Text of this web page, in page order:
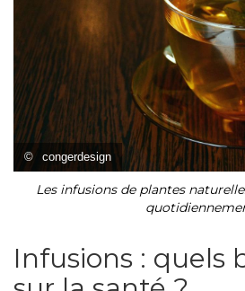
© congerdesign
Les infusions de plantes
Infusions : quels